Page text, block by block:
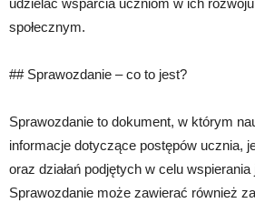
udzielać wsparcia uczniom w ich
społecznym.
## Sprawozdanie – co to jest?
Sprawozdanie to dokument, w którym
informacje dotyczące postępów ucznia,
oraz działań podjętych w celu wspierania
Sprawozdanie może zawierać również